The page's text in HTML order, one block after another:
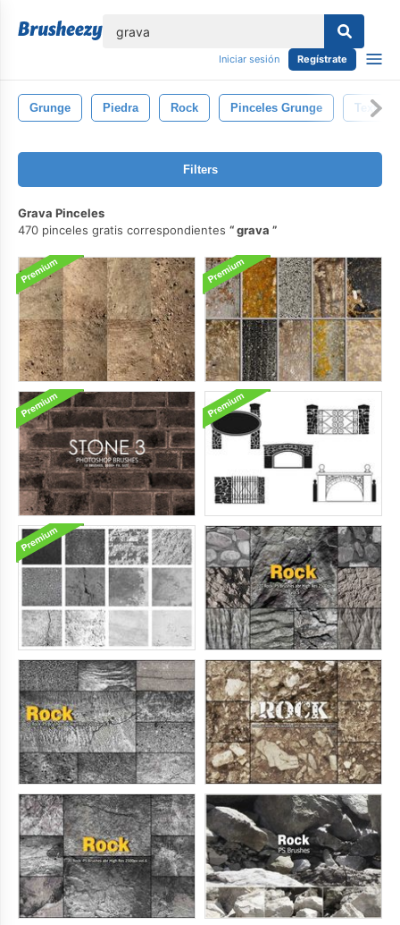
Iniciar sesión Regístrate
Grunge Piedra Rock Pinceles Grunge Textura
Filters
Grava Pinceles
470 pinceles gratis correspondientes
grava